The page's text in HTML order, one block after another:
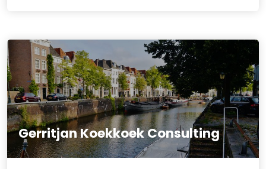
Gerritjan Koekkoek Consulting